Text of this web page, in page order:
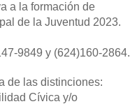
a la formación de
de la Juventud 2023.
9849 y (624)160-2864.
de las distinciones:
Cívica y/o